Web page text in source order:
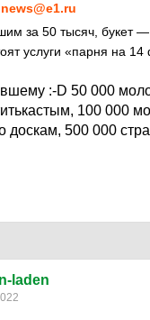
news@e1.ru
за 50 тысяч, букет
услуги «парня на
:-D 50 000
100 000
доскам, 500 000
laden